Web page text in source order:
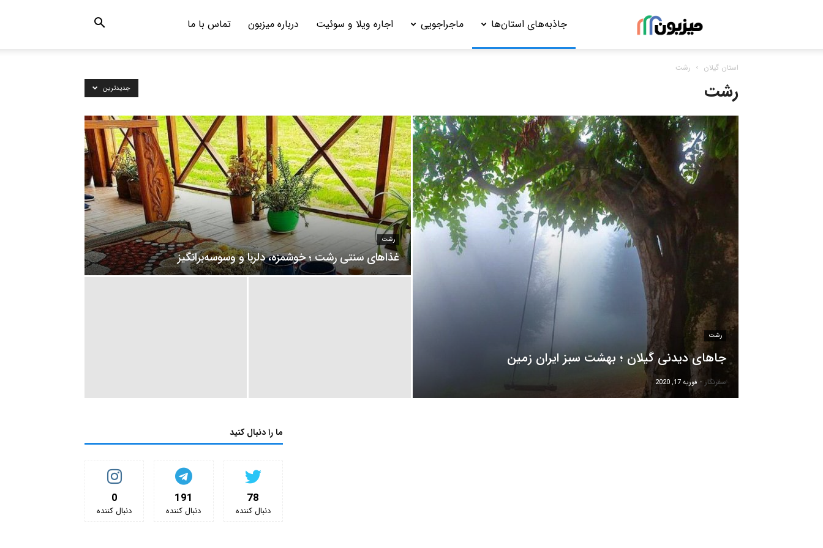
میزبون
جاذبه‌های استان‌ها ماجراجویی اجاره ویلا و سوئیت درباره میزبون تماس با ما
استان گیلان رشت
رشت جدیدترین
رشت
جاهای دیدنی گیلان ؛ بهشت سبز ایران زمین
سفرنگار - فوریه 17, 2020
رشت
غذاهای سنتی رشت ؛ خوشمزه، دلربا و وسوسه‌برانگیز
ما را دنبال کنید
0
دنبال کننده‌
191
دنبال کننده‌
78
دنبال کننده‌